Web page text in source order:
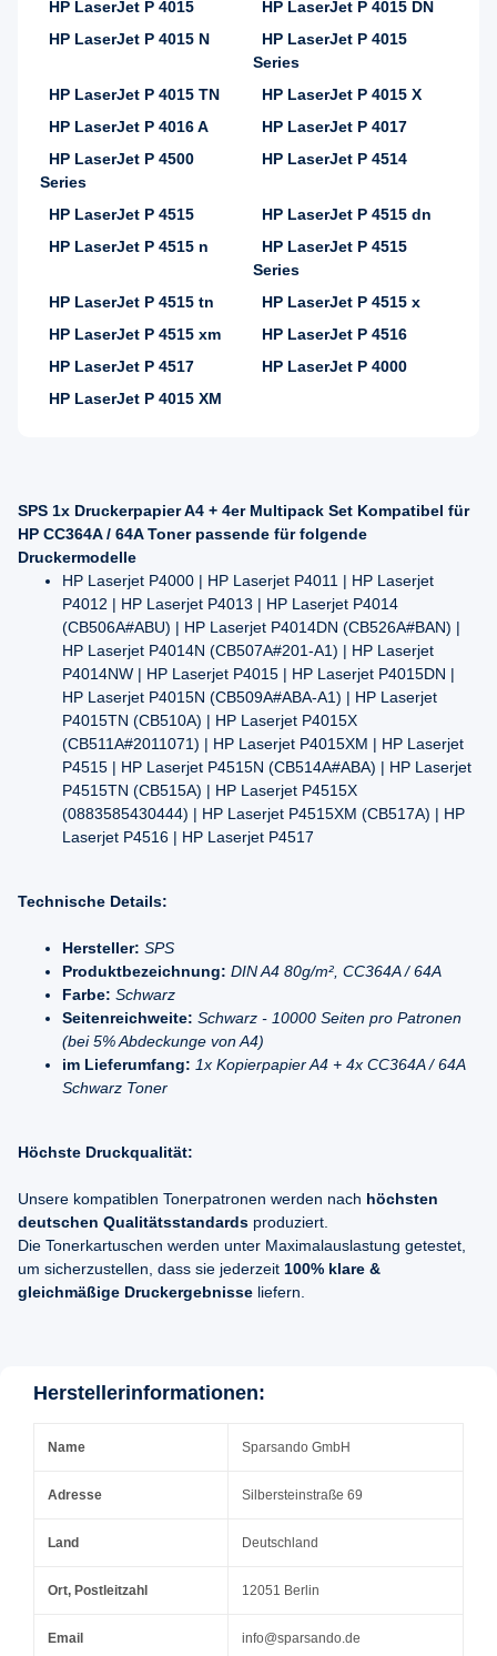
HP LaserJet P 4015
HP LaserJet P 4015 DN
HP LaserJet P 4015 N
HP LaserJet P 4015
Series
HP LaserJet P 4015 TN
HP LaserJet P 4015 X
HP LaserJet P 4016 A
HP LaserJet P 4017
HP LaserJet P 4500
Series
HP LaserJet P 4514
HP LaserJet P 4515
HP LaserJet P 4515 dn
HP LaserJet P 4515 n
HP LaserJet P 4515
Series
HP LaserJet P 4515 tn
HP LaserJet P 4515 x
HP LaserJet P 4515 xm
HP LaserJet P 4516
HP LaserJet P 4517
HP LaserJet P 4000
HP LaserJet P 4015 XM
SPS 1x Druckerpapier A4 + 4er Multipack Set Kompatibel für
HP CC364A / 64A Toner passende für folgende
Druckermodelle
HP Laserjet P4000 | HP Laserjet P4011 | HP Laserjet
P4012 | HP Laserjet P4013 | HP Laserjet P4014
(CB506A#ABU) | HP Laserjet P4014DN (CB526A#BAN) |
HP Laserjet P4014N (CB507A#201-A1) | HP Laserjet
P4014NW | HP Laserjet P4015 | HP Laserjet P4015DN |
HP Laserjet P4015N (CB509A#ABA-A1) | HP Laserjet
P4015TN (CB510A) | HP Laserjet P4015X
(CB511A#2011071) | HP Laserjet P4015XM | HP Laserjet
P4515 | HP Laserjet P4515N (CB514A#ABA) | HP Laserjet
P4515TN (CB515A) | HP Laserjet P4515X
(0883585430444) | HP Laserjet P4515XM (CB517A) | HP
Laserjet P4516 | HP Laserjet P4517
Technische Details:
Hersteller: SPS
Produktbezeichnung: DIN A4 80g/m², CC364A / 64A
Farbe: Schwarz
Seitenreichweite: Schwarz - 10000 Seiten pro Patronen
(bei 5% Abdeckunge von A4)
im Lieferumfang: 1x Kopierpapier A4 + 4x CC364A / 64A
Schwarz Toner
Höchste Druckqualität:
Unsere kompatiblen Tonerpatronen werden nach höchsten
deutschen Qualitätsstandards produziert.
Die Tonerkartuschen werden unter Maximalauslastung getestet,
um sicherzustellen, dass sie jederzeit 100% klare &
gleichmäßige Druckergebnisse liefern.
Herstellerinformationen:
Name Sparsando GmbH
Adresse Silbersteinstraße 69
Land Deutschland
Ort, Postleitzahl 12051 Berlin
Email info@sparsando.de